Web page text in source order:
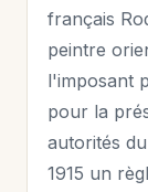
français
peintre
l'imposant
pour la
autorités
1915 un